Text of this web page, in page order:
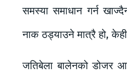
समस्या समाधान गर्न
नाक ठड्याउने मात्रै हो,
जतिबेला बालेनको डोजर